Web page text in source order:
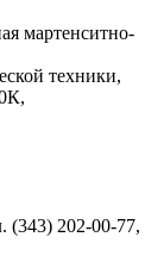
мартенситно-
техники,
(343) 202-00-77,